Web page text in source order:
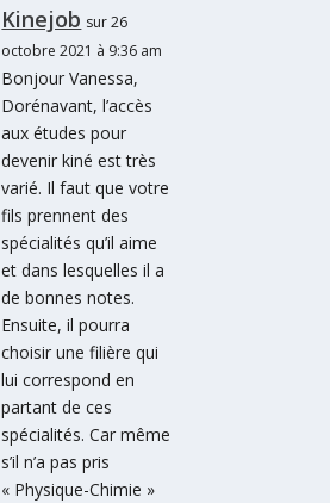
Kinejob sur 26
octobre 2021 à 9:36 am
Bonjour Vanessa,
Dorénavant, l’accès
aux études pour
devenir kiné est très
varié. Il faut que votre
fils prennent des
spécialités qu’il aime
et dans lesquelles il a
de bonnes notes.
Ensuite, il pourra
choisir une filière qui
lui correspond en
partant de ces
spécialités. Car même
s’il n’a pas pris
« Physique-Chimie »